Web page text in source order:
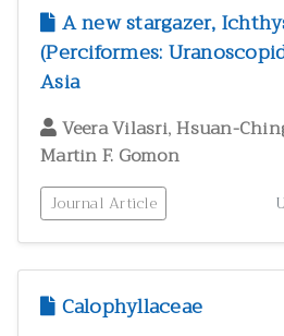
A new stargazer,
(Perciformes:
Asia
Veera Vilasri,Hsuan-
Martin F. Gomon
Journal Article
Calophyllaceae